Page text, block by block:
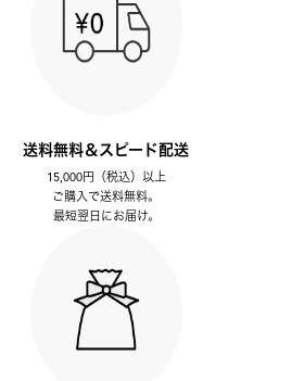
送料無料＆スピード配送
15,000円（税込）以上
ご購入で送料無料。
最短翌日にお届け。